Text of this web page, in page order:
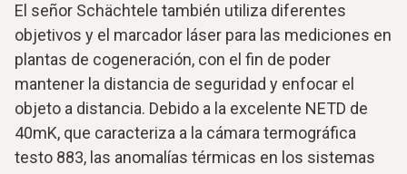
El señor Schächtele también utiliza diferentes
objetivos y el marcador láser para las mediciones en
plantas de cogeneración, con el fin de poder
mantener la distancia de seguridad y enfocar el
objeto a distancia. Debido a la excelente NETD de
40mK, que caracteriza a la cámara termográfica
testo 883, las anomalías térmicas en los sistemas